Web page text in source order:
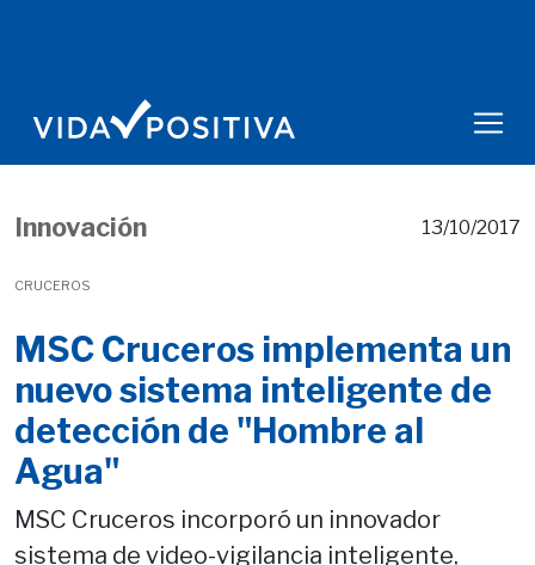
Innovación
CRUCEROS
13/10/2017
MSC Cruceros implementa un
nuevo sistema inteligente de
detección de "Hombre al
Agua"
MSC Cruceros incorporó un innovador
sistema de video-vigilancia inteligente,